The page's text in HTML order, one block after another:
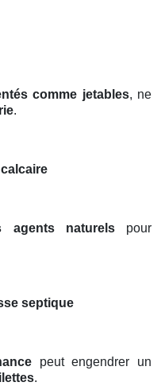
comme jetables, ne
.
agents naturelspour
septique
peut engendrer un
.